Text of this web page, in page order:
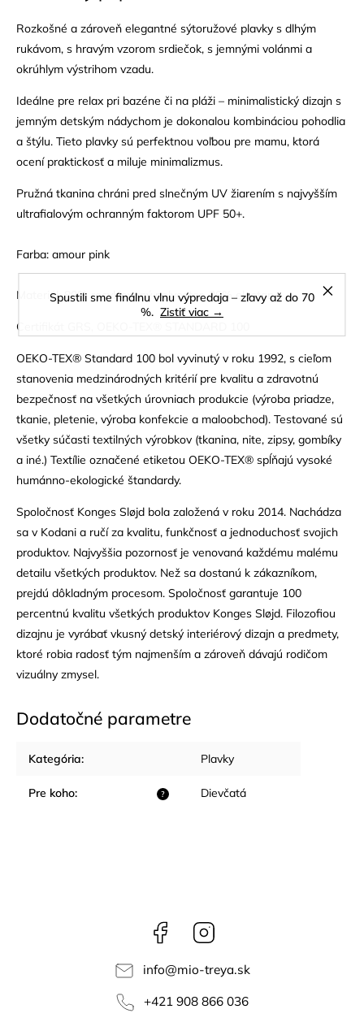
Spustili sme finálnu vlnu výpredaja – zľavy až do 70
%. Zistiť viac →
Rozkošné a zároveň elegantné sýtoružové plavky s dlhým
rukávom, s hravým vzorom srdiečok, s jemnými volánmi a
okrúhlym výstrihom vzadu.
Ideálne pre relax pri bazéne či na pláži – minimalistický dizajn s
jemným detským nádychom je dokonalou kombináciou pohodlia
a štýlu. Tieto plavky sú perfektnou voľbou pre mamu, ktorá
ocení praktickosť a miluje minimalizmus.
Pružná tkanina chráni pred slnečným UV žiarením s najvyšším
ultrafialovým ochranným faktorom UPF 50+.
Farba: amour pink
Materiál: 80% recyklovaný polyester, 20% elastan.
Certifikát GRS, OEKO-TEX® STANDARD 100
OEKO-TEX® Standard 100 bol vyvinutý v roku 1992, s cieľom
stanovenia medzinárodných kritérií pre kvalitu a zdravotnú
bezpečnosť na všetkých úrovniach produkcie (výroba priadze,
tkanie, pletenie, výroba konfekcie a maloobchod). Testované sú
všetky súčasti textilných výrobkov (tkanina, nite, zipsy, gombíky
a iné.) Textílie označené etiketou OEKO-TEX® spĺňajú vysoké
humánno-ekologické štandardy.
Spoločnosť Konges Sløjd bola založená v roku 2014. Nachádza
sa v Kodani a ručí za kvalitu, funkčnosť a jednoduchosť svojich
produktov. Najvyššia pozornosť je venovaná každému malému
detailu všetkých produktov. Než sa dostanú k zákazníkom,
prejdú dôkladným procesom. Spoločnosť garantuje 100
percentnú kvalitu všetkých produktov Konges Sløjd. Filozofiou
dizajnu je vyrábať vkusný detský interiérový dizajn a predmety,
ktoré robia radosť tým najmenším a zároveň dávajú rodičom
vizuálny zmysel.
Dodatočné parametre
Kategória: Plavky
?
Pre koho: Dievčatá
Facebook
info@mio-treya.sk
+421 908 866 036